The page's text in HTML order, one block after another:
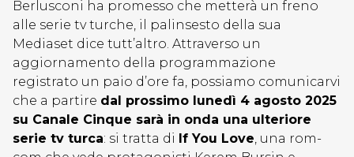
Berlusconi ha promesso che metterà un freno
alle serie tv turche, il palinsesto della sua
Mediaset dice tutt’altro. Attraverso un
aggiornamento della programmazione
registrato un paio d’ore fa, possiamo comunicarvi
che a partire dal prossimo lunedì 4 agosto 2025
su Canale Cinque sarà in onda una ulteriore
serie tv turca: si tratta di If You Love, una rom-